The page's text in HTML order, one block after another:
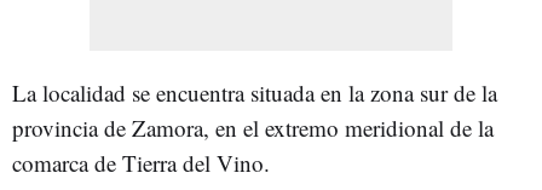
La localidad se encuentra situada en la zona sur de la
provincia de Zamora, en el extremo meridional de la
comarca de Tierra del Vino.